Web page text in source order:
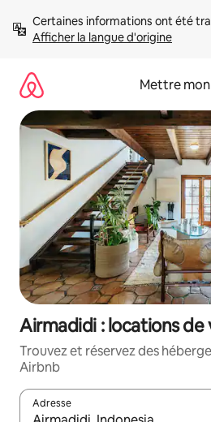
directement
Afficher la langue d'origine
Mettre
Airmadidi : locations de
Trouvez et réservez des
Airbnb
Adresse
Lorsque les résultats s'affichent,